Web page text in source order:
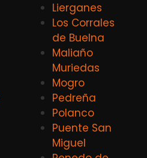
Lierganes
Los Corrales
de Buelna
Maliaño
Muriedas
Mogro
Pedreña
Polanco
Puente San
Miguel